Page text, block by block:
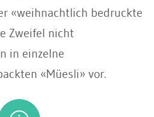
«weihnachtlich bedruckte
Zweifel nicht
in einzelne
«Müesli» vor.